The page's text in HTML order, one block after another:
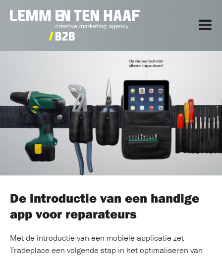
De introductie van een handige
app voor reparateurs
Met de introductie van een mobiele applicatie zet
Tradeplace een volgende stap in het optimaliseren van